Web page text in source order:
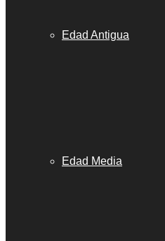
Edad Antigua
Edad Media